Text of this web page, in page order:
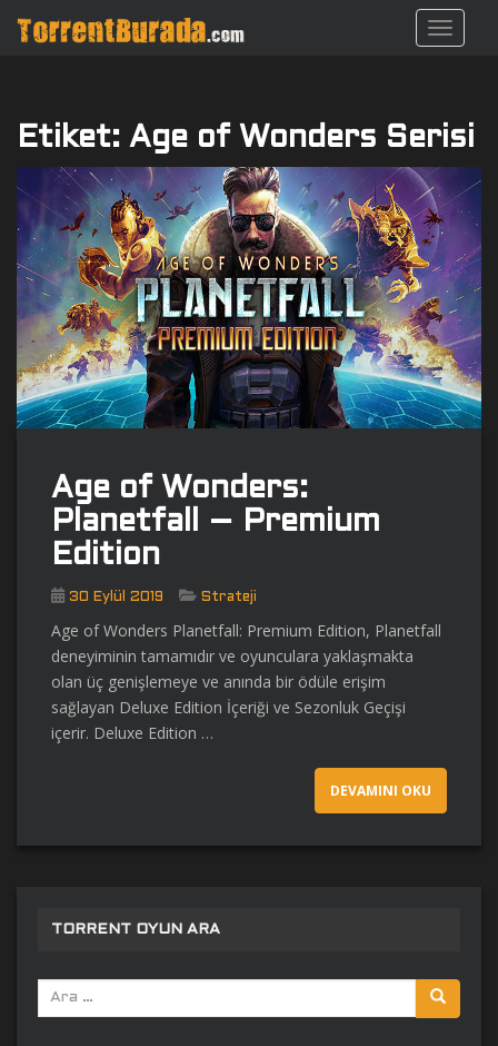
Etiket: Age of Wonders Serisi
Age of Wonders:
Planetfall – Premium
Edition
30 Eylül 2019 Strateji
Age of Wonders Planetfall: Premium Edition, Planetfall
deneyiminin tamamıdır ve oyunculara yaklaşmakta
olan üç genişlemeye ve anında bir ödüle erişim
sağlayan Deluxe Edition İçeriği ve Sezonluk Geçişi
içerir. Deluxe Edition …
DEVAMINI OKU
TORRENT OYUN ARA
Arama
yap: